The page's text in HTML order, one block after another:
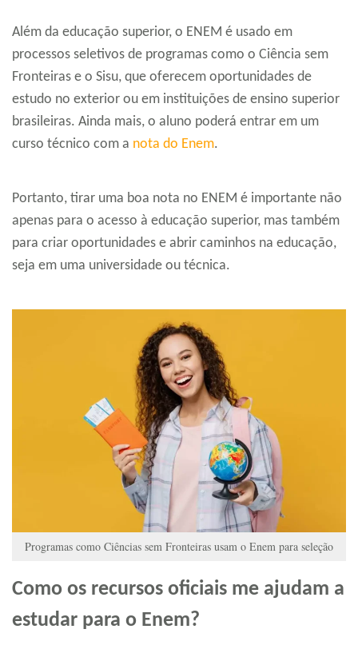
Além da educação superior, o ENEM é usado em
processos seletivos de programas como o Ciência sem
Fronteiras e o Sisu, que oferecem oportunidades de
estudo no exterior ou em instituições de ensino superior
brasileiras. Ainda mais, o aluno poderá entrar em um
curso técnico com a nota do Enem.
Portanto, tirar uma boa nota no ENEM é importante não
apenas para o acesso à educação superior, mas também
para criar oportunidades e abrir caminhos na educação,
seja em uma universidade ou técnica.
Programas como Ciências sem Fronteiras usam o Enem para seleção
Como os recursos oficiais me ajudam a
estudar para o Enem?